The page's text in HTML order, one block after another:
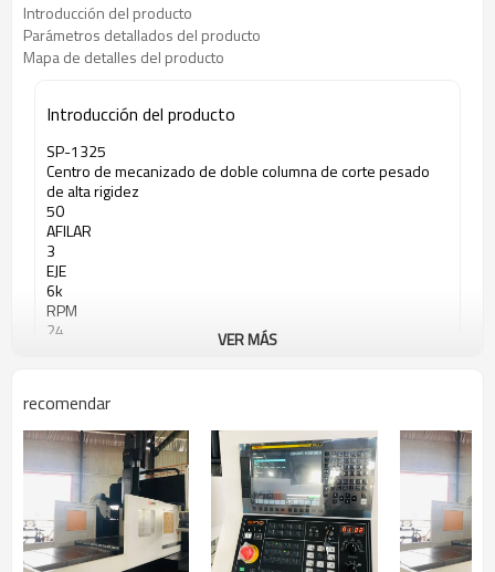
Introducción del producto
Parámetros detallados del producto
Mapa de detalles del producto
Introducción del producto
SP-1325
Centro de mecanizado de doble columna de corte pesado
de alta rigidez
50
AFILAR
3
EJE
6k
RPM
24
CAPACIDAD DE HERRAMIENTAVER MÁS
recomendar